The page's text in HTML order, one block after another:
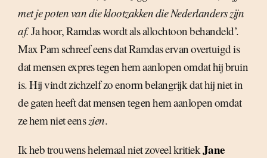
met je poten van die klootzakken die Nederlanders zijn
af.Ja hoor, Ramdas wordt als allochtoon behandeld’.
Max Pam schreef eens dat Ramdas ervan overtuigd is
dat mensen expres tegen hem aanlopen omdat hij bruin
is. Hij vindt zichzelf zo enorm belangrijk dat hij niet in
de gaten heeft dat mensen tegen hem aanlopen omdat
ze hem niet eenszien.
Ik heb trouwens helemaal niet zoveel kritiekJane